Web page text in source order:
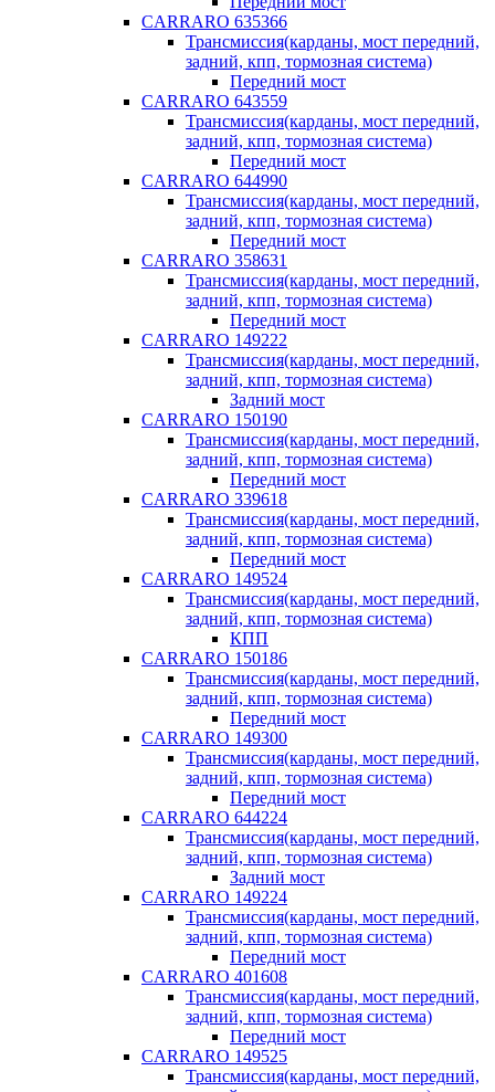
CARRARO 635366
Трансмиссия(карданы, мост передний,
задний, кпп, тормозная система)
Передний мост
CARRARO 643559
Трансмиссия(карданы, мост передний,
задний, кпп, тормозная система)
Передний мост
CARRARO 644990
Трансмиссия(карданы, мост передний,
задний, кпп, тормозная система)
Передний мост
CARRARO 358631
Трансмиссия(карданы, мост передний,
задний, кпп, тормозная система)
Передний мост
CARRARO 149222
Трансмиссия(карданы, мост передний,
задний, кпп, тормозная система)
Задний мост
CARRARO 150190
Трансмиссия(карданы, мост передний,
задний, кпп, тормозная система)
Передний мост
CARRARO 339618
Трансмиссия(карданы, мост передний,
задний, кпп, тормозная система)
Передний мост
CARRARO 149524
Трансмиссия(карданы, мост передний,
задний, кпп, тормозная система)
КПП
CARRARO 150186
Трансмиссия(карданы, мост передний,
задний, кпп, тормозная система)
Передний мост
CARRARO 149300
Трансмиссия(карданы, мост передний,
задний, кпп, тормозная система)
Передний мост
CARRARO 644224
Трансмиссия(карданы, мост передний,
задний, кпп, тормозная система)
Задний мост
CARRARO 149224
Трансмиссия(карданы, мост передний,
задний, кпп, тормозная система)
Передний мост
CARRARO 401608
Трансмиссия(карданы, мост передний,
задний, кпп, тормозная система)
Передний мост
CARRARO 149525
Трансмиссия(карданы, мост передний,